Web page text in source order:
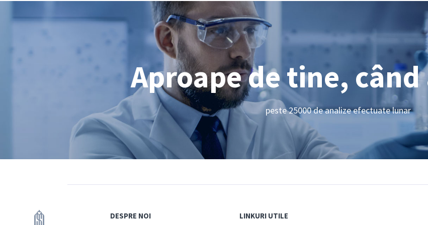
Aproape de tine,
peste 25000 de analize efectuate lunar
DESPRE NOI LINKURI UTILE